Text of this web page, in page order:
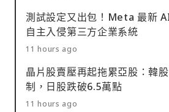
測試設定又出包！Meta 最新
自主入侵第三方企業系統
11 hours ago
晶片股賣壓再起拖累亞股：韓
制，日股跌破6.5萬點
11 hours ago